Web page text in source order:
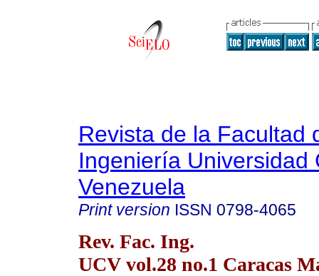
Revista de la Facultad
Ingeniería Universidad
Venezuela
Print version ISSN 0798-4065
Rev. Fac. Ing.
UCV vol.28 no.1 Caracas